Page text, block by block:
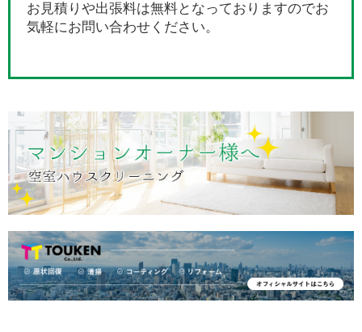
お見積りや出張料は無料となっておりますのでお
気軽にお問い合わせください。